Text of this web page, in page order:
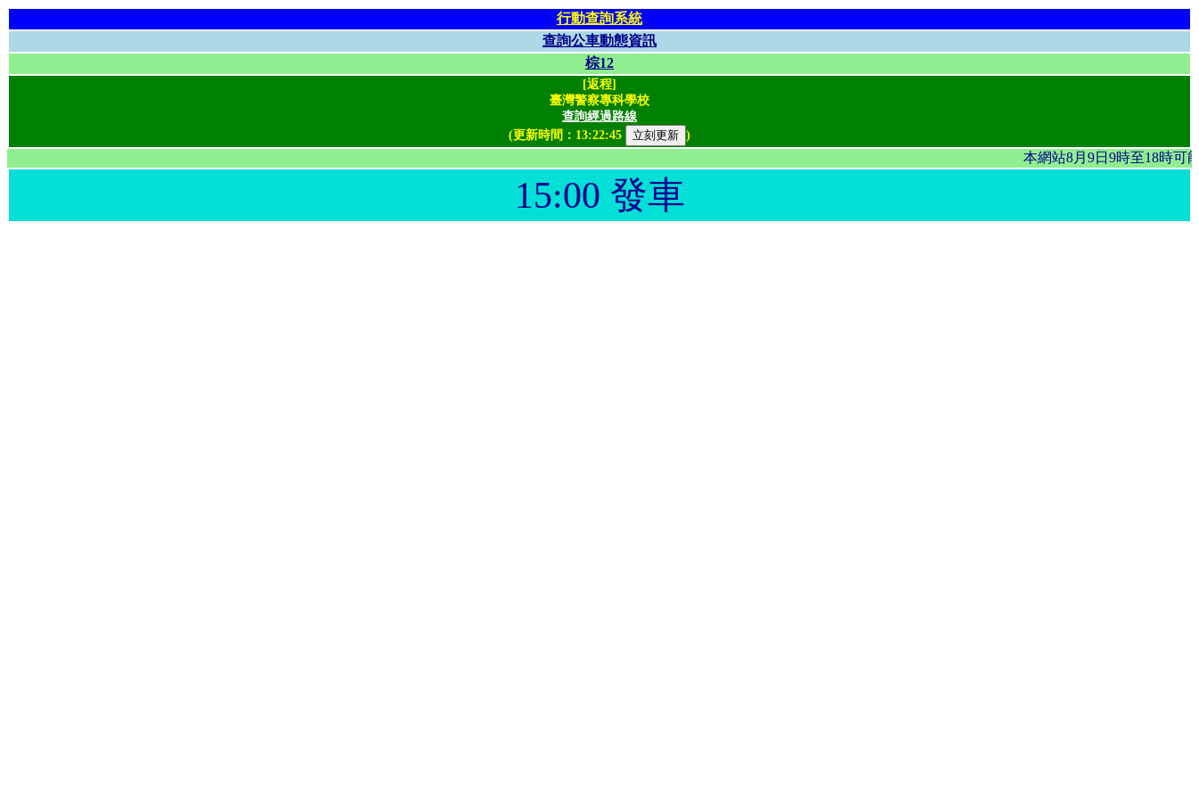
行動查詢系統
查詢公車動態資訊
棕12
[返程]
臺灣警察專科學校
查詢經過路線
(更新時間： 13:22:45 )
本網站8月9日9時至18
15:00 發車